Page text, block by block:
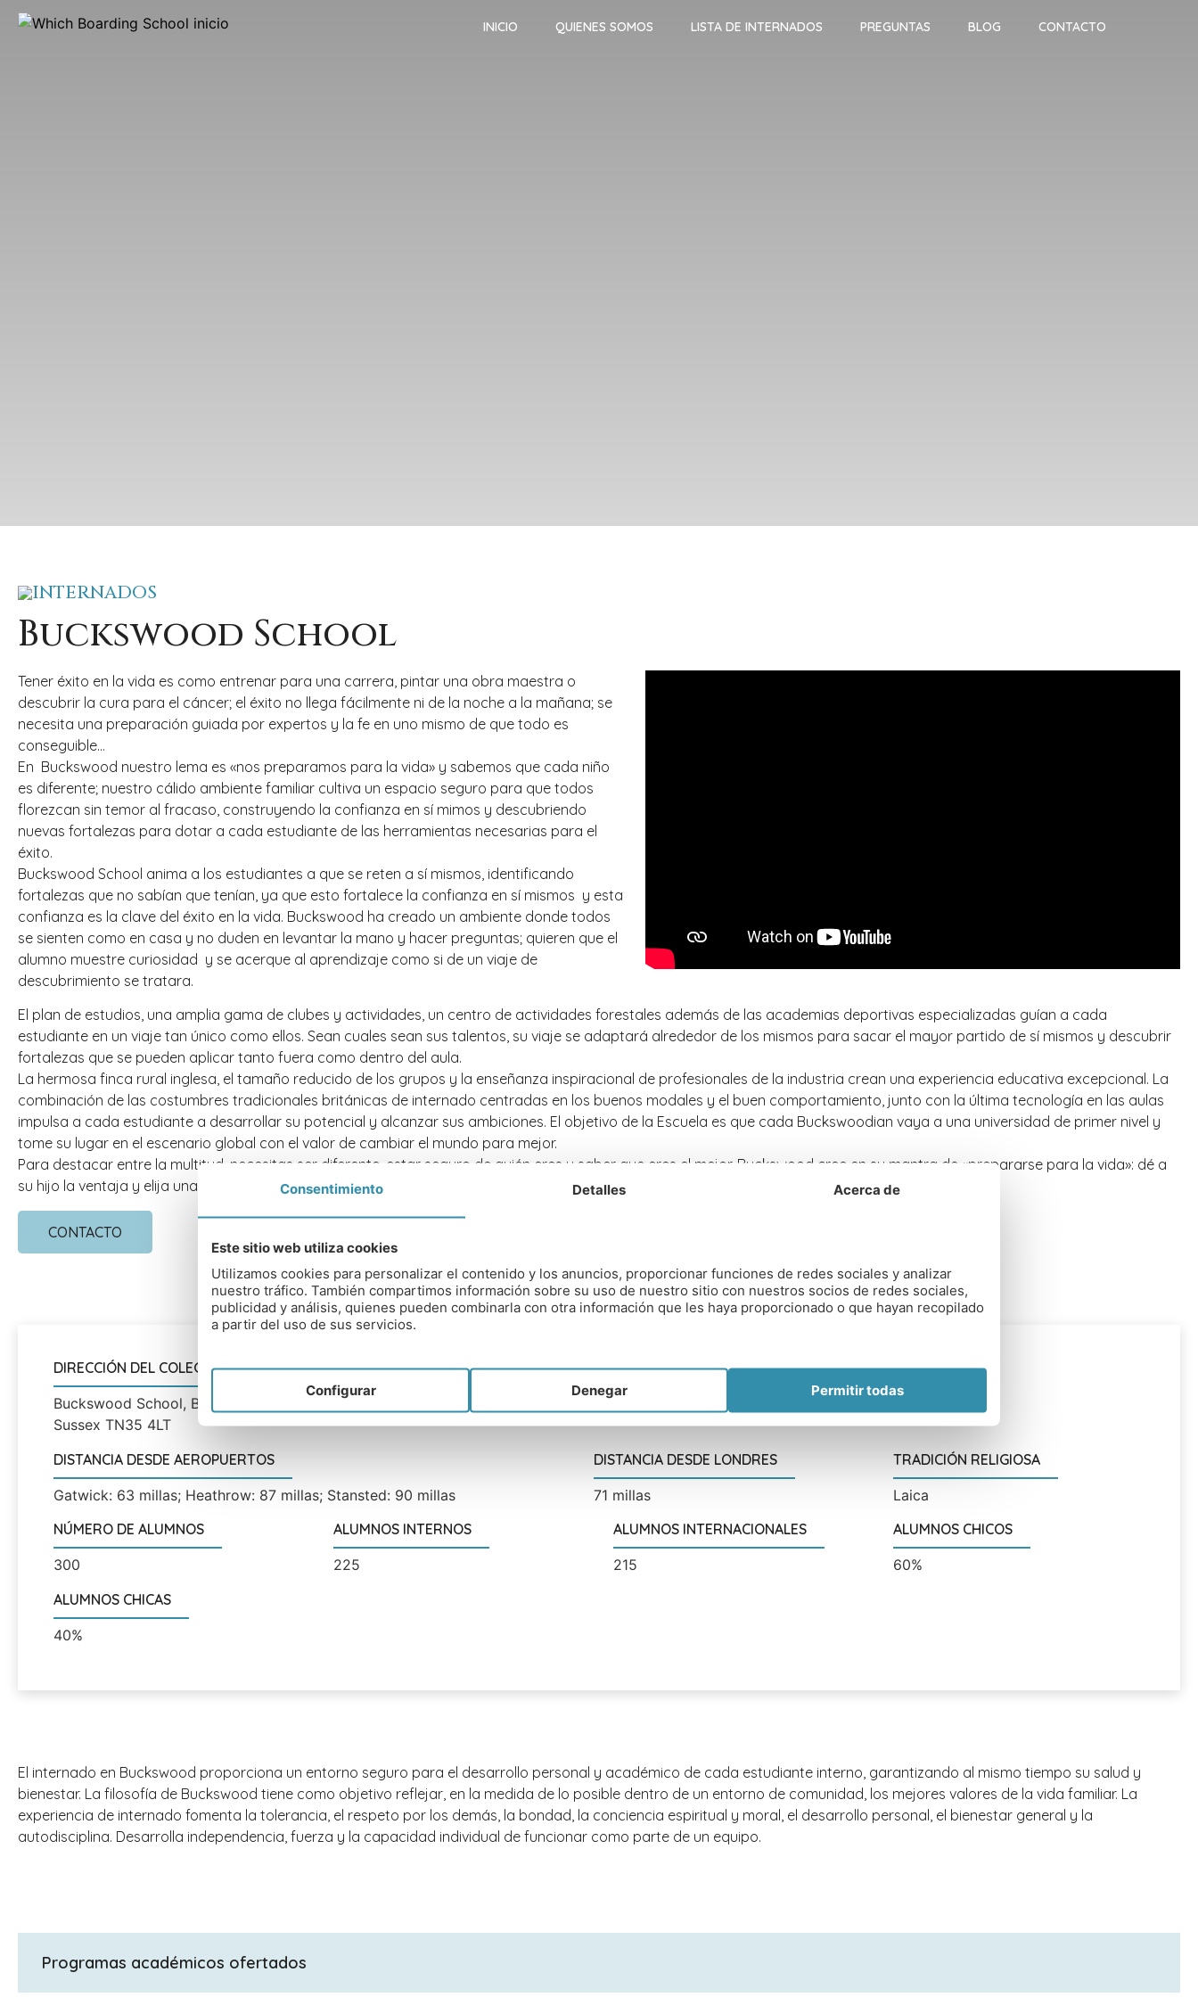
INICIO QUIENES SOMOS LISTA DE INTERNADOS PREGUNTAS BLOG CONTACTO
INTERNADOS
Buckswood School
Tener éxito en la vida es como entrenar para una carrera, pintar una obra maestra o
descubrir la cura para el cáncer; el éxito no llega fácilmente ni de la noche a la mañana; se
necesita una preparación guiada por expertos y la fe en uno mismo de que todo es
conseguible…
En Buckswood nuestro lema es «nos preparamos para la vida» y sabemos que cada niño
es diferente; nuestro cálido ambiente familiar cultiva un espacio seguro para que todos
florezcan sin temor al fracaso, construyendo la confianza en sí mimos y descubriendo
nuevas fortalezas para dotar a cada estudiante de las herramientas necesarias para el
éxito.
Buckswood School anima a los estudiantes a que se reten a sí mismos, identificando
fortalezas que no sabían que tenían, ya que esto fortalece la confianza en sí mismos y esta
confianza es la clave del éxito en la vida. Buckswood ha creado un ambiente donde todos
se sienten como en casa y no duden en levantar la mano y hacer preguntas; quieren que el
alumno muestre curiosidad y se acerque al aprendizaje como si de un viaje de
descubrimiento se tratara.
El plan de estudios, una amplia gama de clubes y actividades, un centro de actividades forestales además de las academias deportivas especializadas guían a cada
estudiante en un viaje tan único como ellos. Sean cuales sean sus talentos, su viaje se adaptará alrededor de los mismos para sacar el mayor partido de sí mismos y descubrir
fortalezas que se pueden aplicar tanto fuera como dentro del aula.
La hermosa finca rural inglesa, el tamaño reducido de los grupos y la enseñanza inspiracional de profesionales de la industria crean una experiencia educativa excepcional. La
combinación de las costumbres tradicionales británicas de internado centradas en los buenos modales y el buen comportamiento, junto con la última tecnología en las aulas
impulsa a cada estudiante a desarrollar su potencial y alcanzar sus ambiciones. El objetivo de la Escuela es que cada Buckswoodian vaya a una universidad de primer nivel y
tome su lugar en el escenario global con el valor de cambiar el mundo para mejor.
Para destacar entre la multitud, necesitas ser diferente, estar seguro de quién eres y saber que eres el mejor. Buckswood cree en su mantra de «prepararse para la vida»: dé a
su hijo la ventaja y elija una escuela que ponga a su hijo en primer lugar.
CONTACTO
DIRECCIÓN DEL COLEGIO
Buckswood School, Broomham Hall, Rye Road, Guestling, Hastings, East
Sussex TN35 4LT
TIPO DE COLEGIO
Mixto en regimen abierto o interno
RANGO EDAD
DISTANCIA DESDE AEROPUERTOS
Gatwick: 63 millas; Heathrow: 87 millas; Stansted: 90 millas
DISTANCIA DESDE LONDRES
71 millas
TRADICIÓN RELIGIOSA
Laica
NÚMERO DE ALUMNOS
300
ALUMNOS INTERNOS
225
ALUMNOS INTERNACIONALES
215
ALUMNOS CHICOS
60%
ALUMNOS CHICAS
40%
El internado en Buckswood proporciona un entorno seguro para el desarrollo personal y académico de cada estudiante interno, garantizando al mismo tiempo su salud y
bienestar. La filosofía de Buckswood tiene como objetivo reflejar, en la medida de lo posible dentro de un entorno de comunidad, los mejores valores de la vida familiar. La
experiencia de internado fomenta la tolerancia, el respeto por los demás, la bondad, la conciencia espiritual y moral, el desarrollo personal, el bienestar general y la
autodisciplina. Desarrolla independencia, fuerza y la capacidad individual de funcionar como parte de un equipo.
Programas académicos ofertados
Consentimiento Detalles Acerca de
Este sitio web utiliza cookies
Utilizamos cookies para personalizar el contenido y los anuncios, proporcionar funciones de redes sociales y analizar
nuestro tráfico. También compartimos información sobre su uso de nuestro sitio con nuestros socios de redes sociales,
publicidad y análisis, quienes pueden combinarla con otra información que les haya proporcionado o que hayan recopilado
a partir del uso de sus servicios.
Configurar Denegar Permitir todas